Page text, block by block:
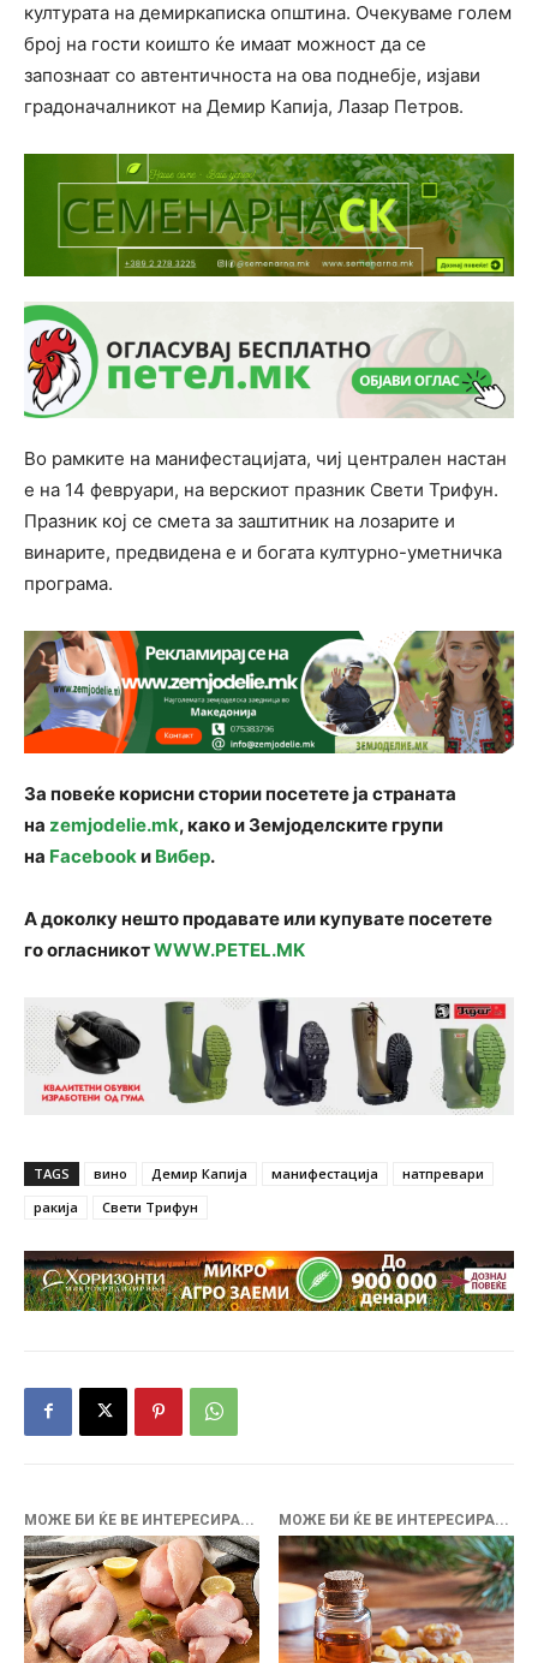
културата на демиркаписка општина. Очекуваме голем
број на гости коишто ќе имаат можност да се
запознаат со автентичноста на ова поднебје, изјави
градоначалникот на Демир Капија, Лазар Петров.
Во рамките на манифестацијата, чиј централен настан
е на 14 февруари, на верскиот празник Свети Трифун.
Празник кој се смета за заштитник на лозарите и
винарите, предвидена е и богата културно-уметничка
програма.
За повеќе корисни стории посетете ја страната
на zemjodelie.mk, како и Земјоделските групи
на Facebookи Вибер.
А доколку нешто продавате или купувате посетете
го огласникотWWW.PETEL.MK
TAGS вино Демир Капија манифестација
натпревари
ракија
Свети Трифун
МОЖЕ БИ ЌЕ ВЕ ИНТЕРЕСИРА... МОЖЕ БИ ЌЕ ВЕ ИНТЕРЕСИРА...